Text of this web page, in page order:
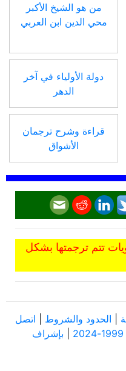
من هو الشيخ الأكبر
محي الدين ابن العربي
دولة الأولياء في آخر
الدهر
قراءة وشرح ترجمان
الأشواق
تتم ترجمتها بشكل
الحدود والشروط
اتصل
بإشراف